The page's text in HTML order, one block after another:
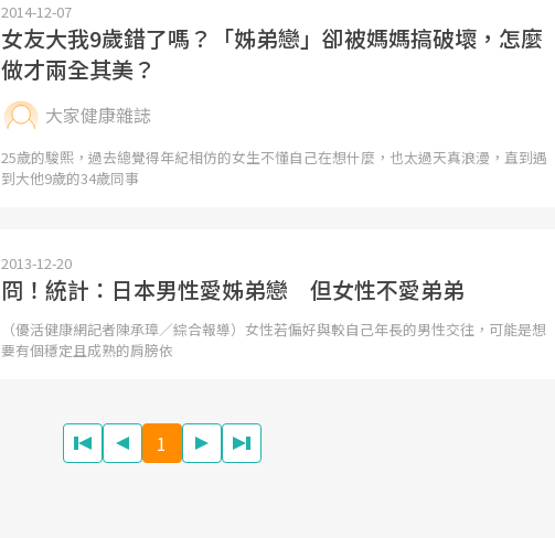
2014-12-07
女友大我9歲錯了嗎？「姊弟戀」卻被媽媽搞破壞，怎麼
做才兩全其美？
大家健康雜誌
25歲的駿熙，過去總覺得年紀相仿的女生不懂自己在想什麼，也太過天真浪漫，直到遇
到大他9歲的34歲同事
2013-12-20
冏！統計：日本男性愛姊弟戀 但女性不愛弟弟
（優活健康網記者陳承璋／綜合報導）女性若偏好與較自己年長的男性交往，可能是想
要有個穩定且成熟的肩膀依
1